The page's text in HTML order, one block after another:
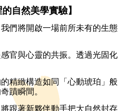
自然美學實驗】
們將開啟一場前所未有的生態
官與心靈的共振。透過光固化
精緻構造如同「心動琥珀」般
蹟瞬間。
跟著新夥伴動手把大自然封存